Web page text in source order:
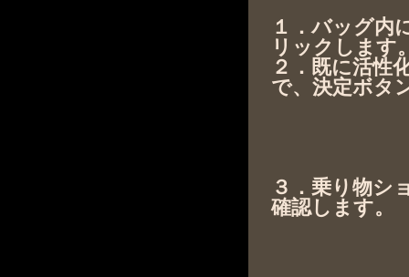
１．バッグ内
リックします
２．既に活性
で、決定ボタ
３．乗り物シ
確認します。